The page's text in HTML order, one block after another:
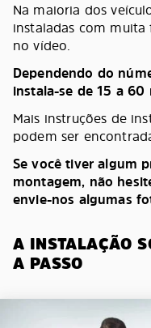
Na maioria dos
instaladas com
no vídeo.
Dependendo do
instala-se de 15 a 60
Mais instruções de
podem ser
Se você tiver algum
montagem, não
envie-nos algumas
A INSTALAÇÃO
A PASSO